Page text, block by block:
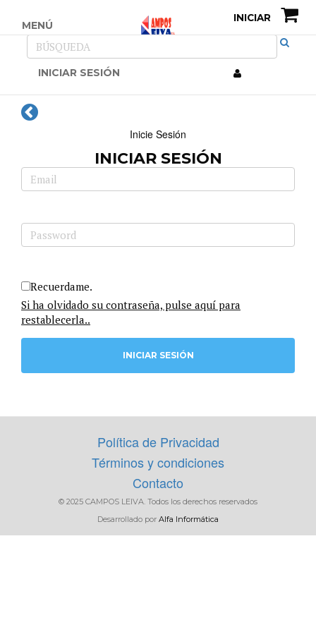
MENÚ
INICIAR
INICIAR SESIÓN
Inicie Sesión
INICIAR SESIÓN
Recuerdame.
Si ha olvidado su contraseña, pulse aquí para
restablecerla..
Política de Privacidad
Términos y condiciones
Contacto
© 2025 CAMPOS LEIVA. Todos los derechos reservados
Desarrollado por Alfa Informática